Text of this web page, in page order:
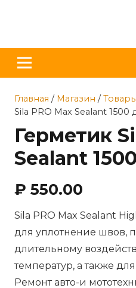
Главная / Магазин /
Sila PRO Max Sealant 1500
Герметик
Sealant
₽ 550.00
Sila PRO Max Sealant
для уплотнение швов,
длительному
температур, а также
Ремонт авто-и